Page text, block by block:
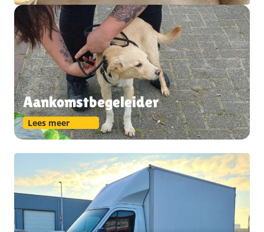
Aankomstbegeleider
Lees meer